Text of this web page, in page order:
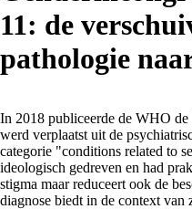
11: de
pathologie
In 2018 publiceerde de WHO
werd verplaatst uit de
categorie "conditions related to
ideologisch gedreven en had
stigma maar reduceert ook de
diagnose biedt in de context van